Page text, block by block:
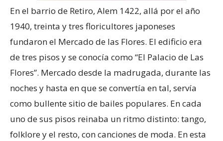
En el barrio de Retiro, Alem 1422, allá por el año
1940, treinta y tres floricultores japoneses
fundaron el Mercado de las Flores. El edificio era
de tres pisos y se conocía como “El Palacio de Las
Flores”. Mercado desde la madrugada, durante las
noches y hasta en que se convertía en tal, servía
como bullente sitio de bailes populares. En cada
uno de sus pisos reinaba un ritmo distinto: tango,
folklore y el resto, con canciones de moda. En esta